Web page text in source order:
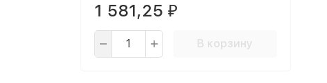
1 581,25 ₽
В корзину